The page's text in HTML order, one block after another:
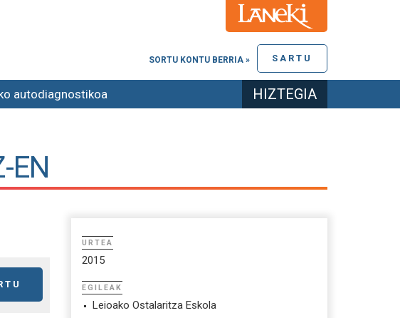
SARTU
SORTU KONTU BERRIA »
autodiagnostikoa HIZTEGIA
EN
URTEA
2015
EGILEAK
Leioako Ostalaritza Eskola